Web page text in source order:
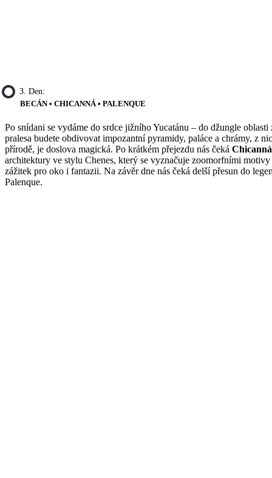
3. Den:
BECÁN • CHICANNÁ • PALENQUE
Po snídani se vydáme do srdce jižního Yucatánu – do džungle
pralesa budete obdivovat impozantní pyramidy, paláce a chrámy, z
přírodě, je doslova magická. Po krátkém přejezdu nás čeká Chicanná
architektury ve stylu Chenes, který se vyznačuje zoomorfními
zážitek pro oko i fantazii. Na závěr dne nás čeká delší přesun do
Palenque.